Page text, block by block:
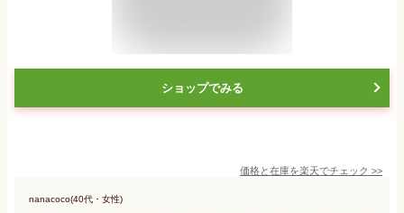
ショップでみる
価格と在庫を楽天でチェック >>
nanacoco(40代・女性)